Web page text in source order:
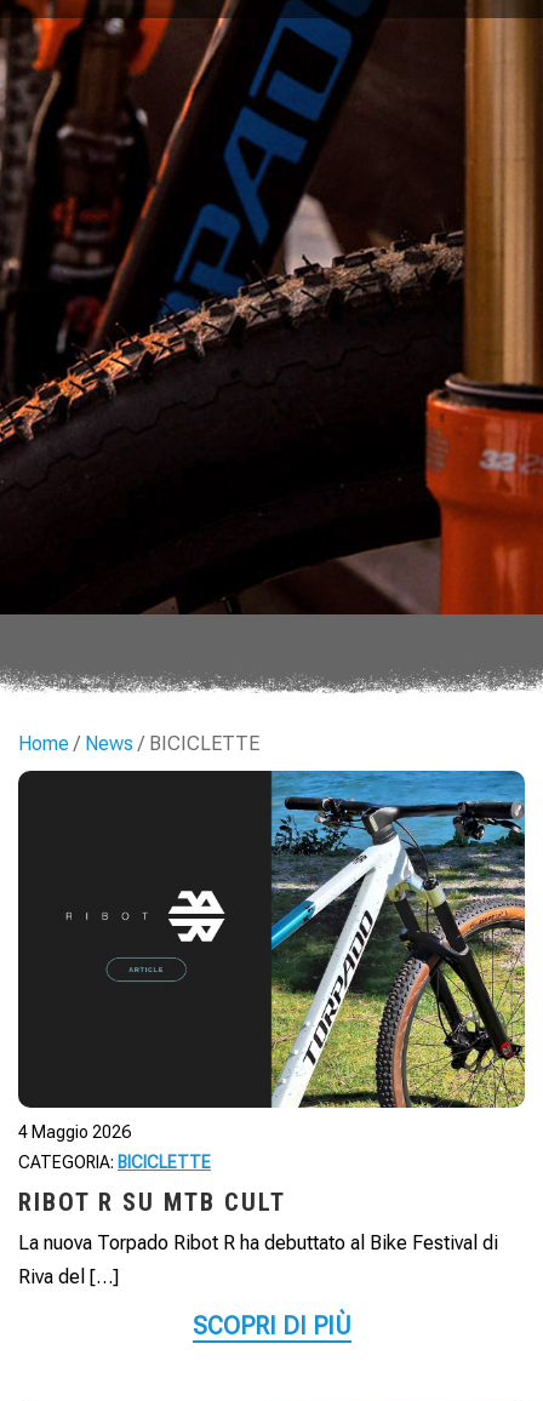
Home / News / BICICLETTE
4 Maggio 2026
CATEGORIA: BICICLETTE
RIBOT R SU MTB CULT
La nuova Torpado Ribot R ha debuttato al Bike Festival di
Riva del […]
SCOPRI DI PIÙ